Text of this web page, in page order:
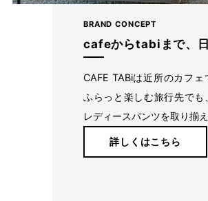
BRAND CONCEPT
cafeからtabiまで、
CAFE TABiは近所のカフェ
ふらっと楽しむ旅行先でも
レディースパンツを取り揃え
詳しくはこちら